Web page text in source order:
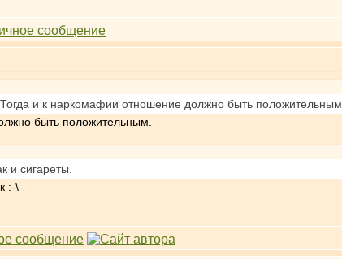
и к наркомафии отношение должно быть положительным.
быть положительным.
и сигареты.
:-\